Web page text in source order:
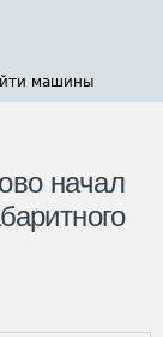
машины
начал